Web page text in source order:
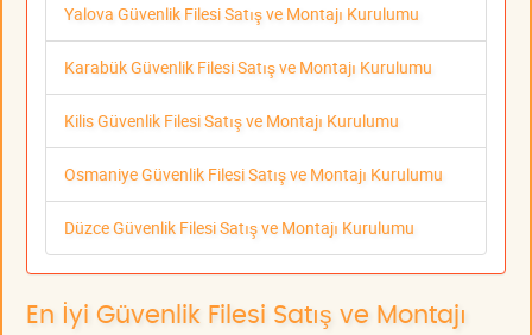
Yalova Güvenlik Filesi Satış ve Montajı Kurulumu
Karabük Güvenlik Filesi Satış ve Montajı Kurulumu
Kilis Güvenlik Filesi Satış ve Montajı Kurulumu
Osmaniye Güvenlik Filesi Satış ve Montajı Kurulumu
Düzce Güvenlik Filesi Satış ve Montajı Kurulumu
En İyi Güvenlik Filesi Satış ve Montajı